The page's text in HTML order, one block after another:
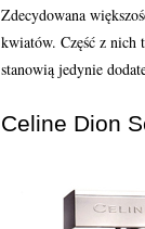
Zdecydowana
kwiatów. Część z
stanowią jedynie
Celine Dion